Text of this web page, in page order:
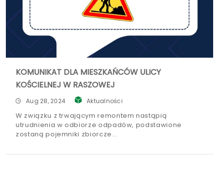
KOMUNIKAT DLA MIESZKAŃCÓW ULICY
KOŚCIELNEJ W RASZOWEJ
Aug 28, 2024 Aktualności
W związku z trwającym remontem nastąpią
utrudnienia w odbiorze odpadów, podstawione
zostaną pojemniki zbiorcze